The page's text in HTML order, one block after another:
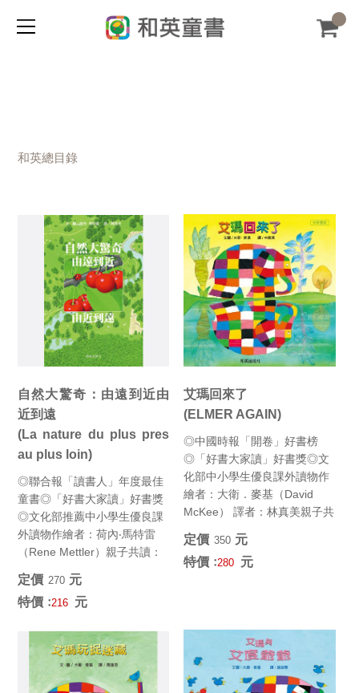
和英總目錄
自然大驚奇：由遠到近由
近到遠
(La nature du plus pres
au plus loin)
◎聯合報「讀書人」年度最佳
童書◎「好書大家讀」好書獎
◎文化部推薦中小學生優良課
外讀物作繪者：荷內‧馬特雷
（Rene Mettler）親子共讀：
定價﹕270 元
特價﹕216 元
艾瑪回來了
(ELMER AGAIN)
◎中國時報「開卷」好書榜
◎「好書大家讀」好書獎◎文
化部中小學生優良課外讀物作
繪者：大衛．麥基（David
McKee） 譯者：林真美親子共
定價﹕350 元
特價﹕280 元